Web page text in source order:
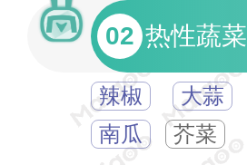
02 热性蔬菜
辣椒 大蒜
南瓜
‌芥菜